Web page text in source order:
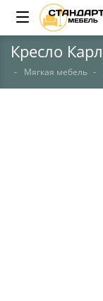
Кресло Карл
Мягкая мебель